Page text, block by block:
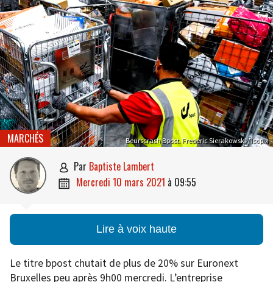
Beurscrash Bpost. Frederic Sierakowski / Isopix
MARCHÉS
 par Baptiste Lambert
 mercredi 10 mars 2021 à 09:55
Lire à voix haute
Le titre bpost chutait de plus de 20% sur Euronext
Bruxelles peu après 9h00 mercredi. L’entreprise